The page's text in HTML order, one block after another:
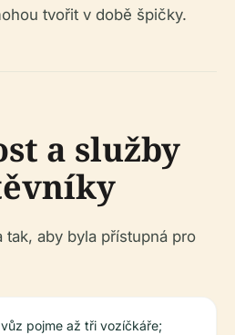
tvořit v době špičky.
a služby
tak, aby byla přístupná pro
pojme až tři vozíčkáře;